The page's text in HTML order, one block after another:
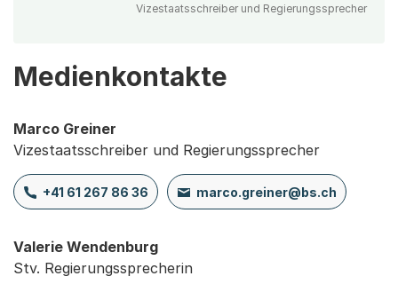
Vizestaatsschreiber und Regierungssprecher
Medienkontakte
Marco Greiner
Vizestaatsschreiber und Regierungssprecher
+41 61 267 86 36 marco.greiner@bs.ch
Valerie Wendenburg
Stv. Regierungssprecherin